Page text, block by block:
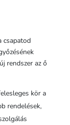
csapatod
rendszer az ő
kör a
rendelések,